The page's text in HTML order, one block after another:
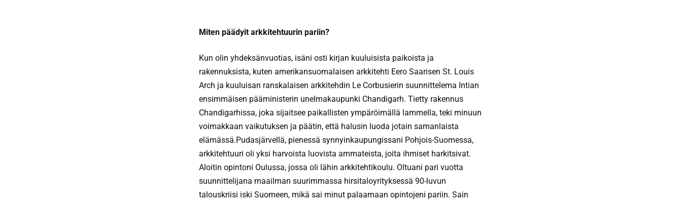
Miten päädyit arkkitehtuurin pariin?
Kun olin yhdeksänvuotias, isäni osti kirjan kuuluisista paikoista ja
rakennuksista, kuten amerikansuomalaisen arkkitehti Eero Saarisen St. Louis
Arch ja kuuluisan ranskalaisen arkkitehdin Le Corbusierin suunnittelema Intian
ensimmäisen pääministerin unelmakaupunki Chandigarh. Tietty rakennus
Chandigarhissa, joka sijaitsee paikallisten ympäröimällä lammella, teki minuun
voimakkaan vaikutuksen ja päätin, että halusin luoda jotain samanlaista
elämässä.Pudasjärvellä, pienessä synnyinkaupungissani Pohjois-Suomessa,
arkkitehtuuri oli yksi harvoista luovista ammateista, joita ihmiset harkitsivat.
Aloitin opintoni Oulussa, jossa oli lähin arkkitehtikoulu. Oltuani pari vuotta
suunnittelijana maailman suurimmassa hirsitaloyrityksessä 90-luvun
talouskriisi iski Suomeen, mikä sai minut palaamaan opintojeni pariin. Sain